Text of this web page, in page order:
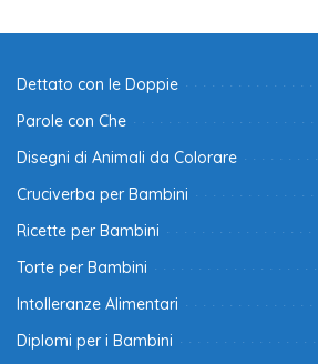
Dettato con le Doppie
Parole con Che
Disegni di Animali da Colorare
Cruciverba per Bambini
Ricette per Bambini
Torte per Bambini
Intolleranze Alimentari
Diplomi per i Bambini